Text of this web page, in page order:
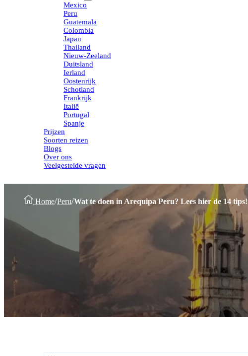
Mexico
Peru
Guatemala
Colombia
Japan
Thailand
Nieuw-Zeeland
Duitsland
Ierland
Oostenrijk
Schotland
Frankrijk
Italië
Portugal
Spanje
Prijzen
Soorten reizen
Blogs
Over ons
Veelgestelde vragen
Home/Peru/Wat te doen in Arequipa Peru? Lees hier de 14 tips!